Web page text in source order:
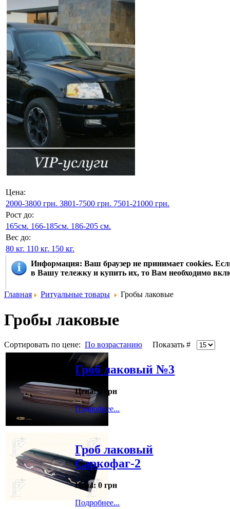
Цена:
2000-3800 грн. 3801-7500 грн. 7501-21000 грн.
Рост до:
165см. 166-185см. 186-205 см.
Вес до:
80 кг. 110 кг. 150 кг.
Информация: Ваш браузер не принимает cookies.
в Вашу тележку и купить их, то Вам необходимо
Главная Ритуальные товары Гробы лаковые
Гробы лаковые
Сортировать по цене: По возрастанию Показать #
Гроб лаковый №3
Цена:
0 грн
Подробнее...
Гроб лаковый
Саркофаг-2
Цена: 0 грн
Подробнее...